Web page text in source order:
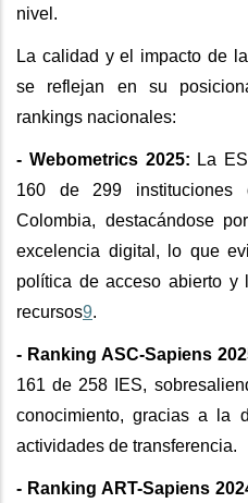
nivel.
La calidad y el impacto de
se reflejan en su
rankings nacionales:
- Webometrics 2025: La
160 de 299 instituciones
Colombia, destacándose
excelencia digital, lo que
política de acceso abierto y
recursos9.
- Ranking ASC-Sapiens
161 de 258 IES,
conocimiento, gracias a la
actividades de transferencia.
- Ranking ART-Sapiens